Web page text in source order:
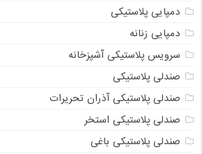
دمپایی پلاستیکی
دمپایی زنانه
سرویس پلاستیکی آشپزخانه
صندلی پلاستیکی
صندلی پلاستیکی آذران تحریرات
صندلی پلاستیکی استخر
صندلی پلاستیکی باغی